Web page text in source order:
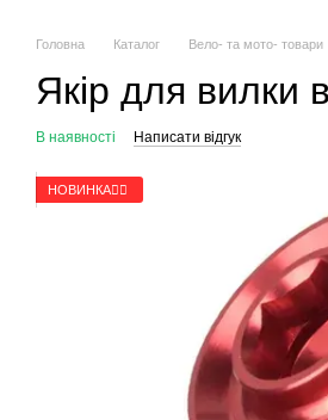
Головна Каталог Вело- та мото- товари
Якір для вилки
В наявності Написати відгук
НОВИНКА🚴‍♂️